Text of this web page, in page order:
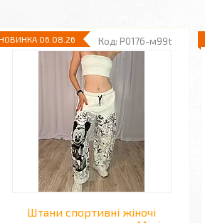
P0176-м99t
06.08.26
Штани спортивні жіночі